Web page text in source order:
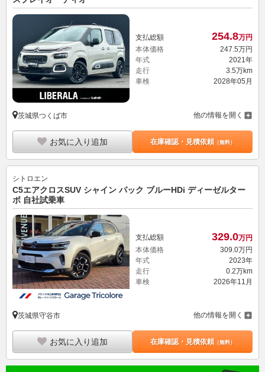
支払総額 254.8万円
本体価格
247.5万円
年式
2021年
走行
3.5万km
車検
2028年05月
茨城県つくば市 他の情報を開く
お気に入り追加 在庫確認・見積依頼（無料）
シトロエン
C5エアクロスSUV シャイン パック ブルーHDi ディーゼルター
ボ 自社試乗車
支払総額 329.0万円
本体価格
309. 0万円
年式
2023年
走行
0.2万km
車検
2026年11月
茨城県守谷市 他の情報を開く
お気に入り追加 在庫確認・見積依頼（無料）